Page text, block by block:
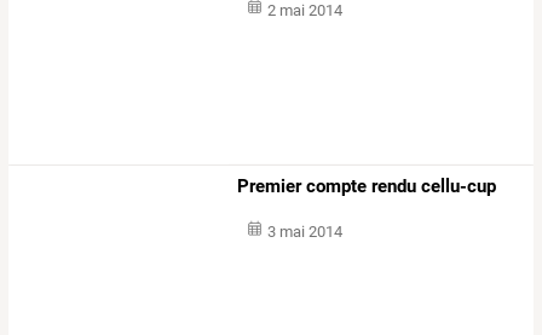
2 mai 2014
Premier compte rendu cellu-cup
3 mai 2014